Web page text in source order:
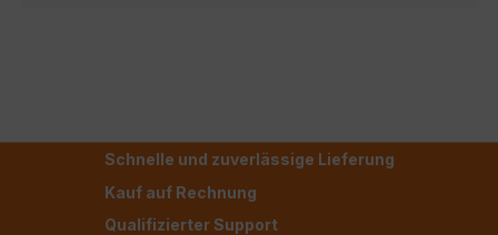
Schnelle und zuverlässige Lieferung
Kauf auf Rechnung
Qualifizierter Support